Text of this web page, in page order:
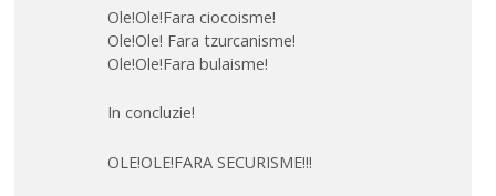
Ole!Ole!Fara ciocoisme!
Ole!Ole! Fara tzurcanisme!
Ole!Ole!Fara bulaisme!
In concluzie!
OLE!OLE!FARA SECURISME!!!